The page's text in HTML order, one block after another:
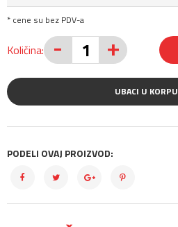
* cene su bez PDV-a
Količina: - +
UBACI U KORPU
PODELI OVAJ PROIZVOD: